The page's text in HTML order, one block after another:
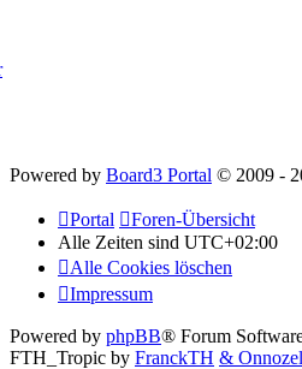
Powered by Board3 Portal © 2009 -
Portal
Foren-Übersicht
Alle Zeiten sind UTC+02:00
Alle Cookies löschen
Impressum
Powered by phpBB® Forum
FTH_Tropic by FranckTH &